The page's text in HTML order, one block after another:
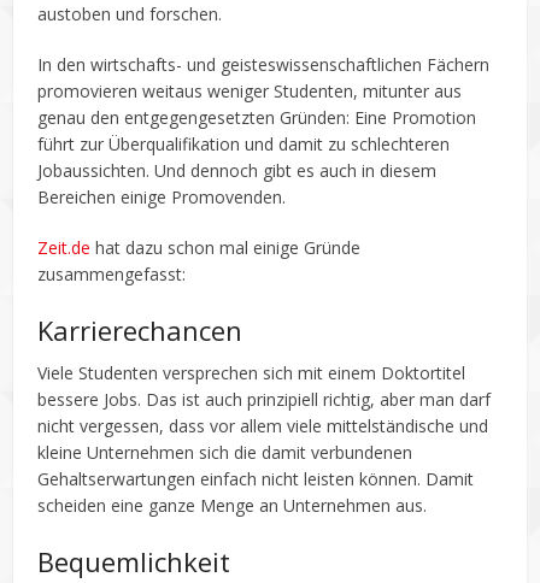
austoben und forschen.
In den wirtschafts- und geisteswissenschaftlichen Fächern
promovieren weitaus weniger Studenten, mitunter aus
genau den entgegengesetzten Gründen: Eine Promotion
führt zur Überqualifikation und damit zu schlechteren
Jobaussichten. Und dennoch gibt es auch in diesem
Bereichen einige Promovenden.
Zeit.de hat dazu schon mal einige Gründe
zusammengefasst:
Karrierechancen
Viele Studenten versprechen sich mit einem Doktortitel
bessere Jobs. Das ist auch prinzipiell richtig, aber man darf
nicht vergessen, dass vor allem viele mittelständische und
kleine Unternehmen sich die damit verbundenen
Gehaltserwartungen einfach nicht leisten können. Damit
scheiden eine ganze Menge an Unternehmen aus.
Bequemlichkeit